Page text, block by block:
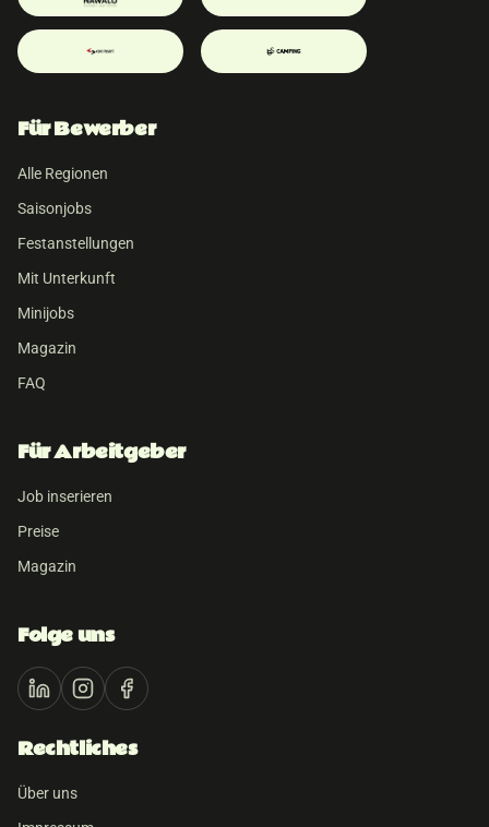
Für Bewerber
Alle Regionen
Saisonjobs
Festanstellungen
Mit Unterkunft
Minijobs
Magazin
FAQ
Für Arbeitgeber
Job inserieren
Preise
Magazin
Folge uns
Rechtliches
Über uns